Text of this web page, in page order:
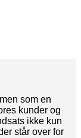
som en
kunder og
ikke kun
står over for